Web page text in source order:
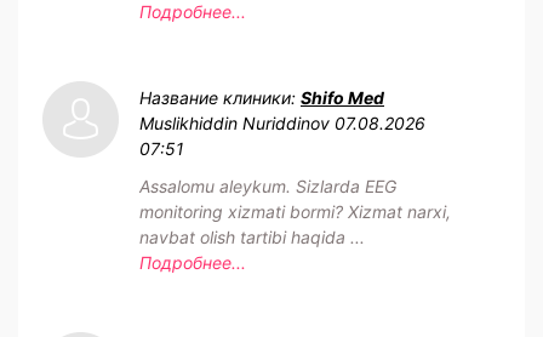
Подробнее...
Название клиники: Shifo Med
Muslikhiddin Nuriddinov 07.08.2026
07:51
Assalomu aleykum. Sizlarda EEG
monitoring xizmati bormi? Xizmat narxi,
navbat olish tartibi haqida ...
Подробнее...